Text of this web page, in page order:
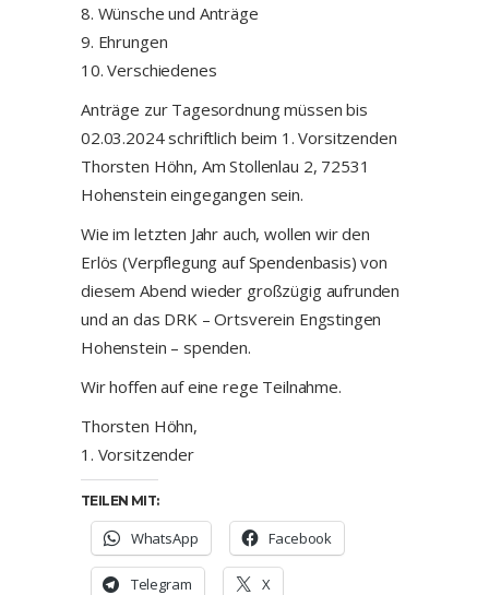
8. Wünsche und Anträge
9. Ehrungen
10. Verschiedenes
Anträge zur Tagesordnung müssen bis
02.03.2024 schriftlich beim 1. Vorsitzenden
Thorsten Höhn, Am Stollenlau 2, 72531
Hohenstein eingegangen sein.
Wie im letzten Jahr auch, wollen wir den
Erlös (Verpflegung auf Spendenbasis) von
diesem Abend wieder großzügig aufrunden
und an das DRK – Ortsverein Engstingen
Hohenstein – spenden.
Wir hoffen auf eine rege Teilnahme.
Thorsten Höhn,
1. Vorsitzender
TEILEN MIT:
WhatsApp Facebook
Telegram X